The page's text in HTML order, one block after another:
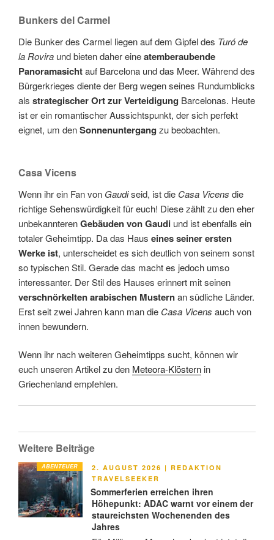
Bunkers del Carmel
Die Bunker des Carmel liegen auf dem Gipfel des Turó de
la Rovira und bieten daher eineatemberaubende
Panoramasichtauf Barcelona und das Meer. Während des
Bürgerkrieges diente der Berg wegen seines Rundumblicks
als strategischer Ort zur Verteidigung Barcelonas. Heute
ist er ein romantischer Aussichtspunkt, der sich perfekt
eignet, um denSonnenuntergang zu beobachten.
Casa Vicens
Wenn ihr ein Fan von Gaudiseid, ist die Casa Vicens die
richtige Sehenswürdigkeit für euch! Diese zählt zu den eher
unbekannterenGebäuden von Gaudi und ist ebenfalls ein
totaler Geheimtipp. Da das Haus eines seiner ersten
Werke ist, unterscheidet es sich deutlich von seinem sonst
so typischen Stil. Gerade das macht es jedoch umso
interessanter. Der Stil des Hauses erinnert mit seinen
verschnörkelten arabischen Musternan südliche Länder.
Erst seit zwei Jahren kann man die Casa Vicens auch von
innen bewundern.
Wenn ihr nach weiteren Geheimtipps sucht, können wir
euch unseren Artikel zu den Meteora-Klöstern in
Griechenland empfehlen.
Weitere Beiträge
ABENTEUER
VERÖFFENTLICHT
AM
2. AUGUST 2026 | REDAKTION
TRAVELSEEKER
Sommerferien erreichen ihren
Höhepunkt: ADAC warnt vor einem der
staureichsten Wochenenden des
Jahres